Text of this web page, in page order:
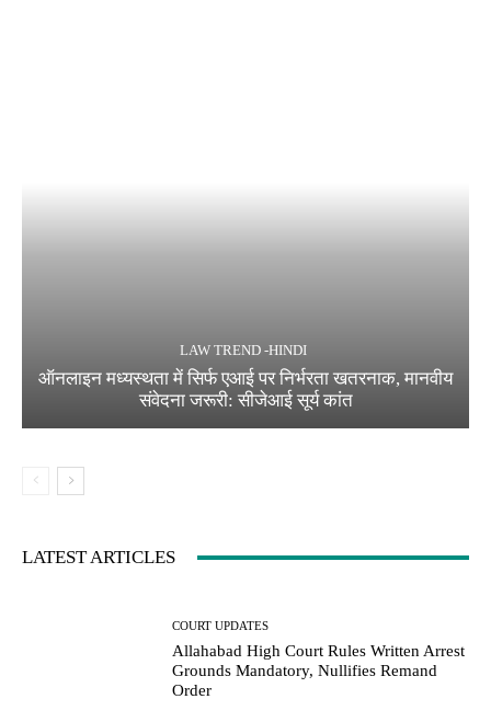
LAW TREND -HINDI
ऑनलाइन मध्यस्थता में सिर्फ एआई पर निर्भरता खतरनाक, मानवीय
संवेदना जरूरी: सीजेआई सूर्य कांत
LATEST ARTICLES
COURT UPDATES
Allahabad High Court Rules Written Arrest
Grounds Mandatory, Nullifies Remand
Order